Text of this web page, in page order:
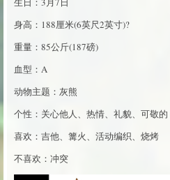
身高：188厘米(6英尺2英寸)?
重量：85公斤(187磅)
血型：A
动物主题：灰熊
个性：关心他人、热情、礼貌、可敬
喜欢：吉他、篝火、活动编织、烧烤
不喜欢：冲突